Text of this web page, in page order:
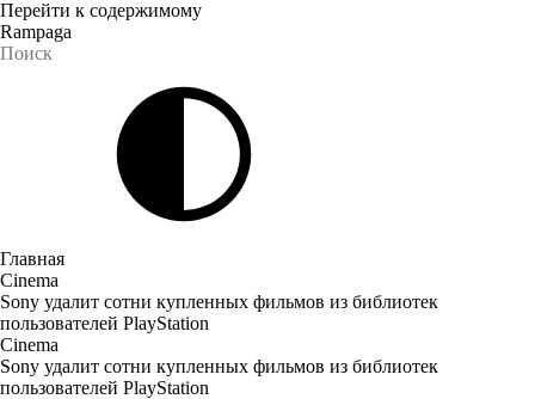
Перейти к содержимому
Rampaga
Главная
Cinema
Sony удалит сотни купленных фильмов из библиотек
пользователей PlayStation
Cinema
Sony удалит сотни купленных фильмов из библиотек
пользователей PlayStation